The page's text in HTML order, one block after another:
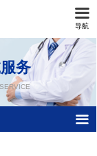
끀
导航
务
끀